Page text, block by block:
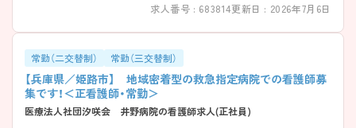
求人番号 : 683814更新日 : 2026年7月6日
常勤（二交替制） 常勤（三交替制）
【兵庫県／姫路市】 地域密着型の救急指定病院での看護師募
集です！＜正看護師・常勤＞
医療法人社団汐咲会 井野病院の看護師求人(正社員)